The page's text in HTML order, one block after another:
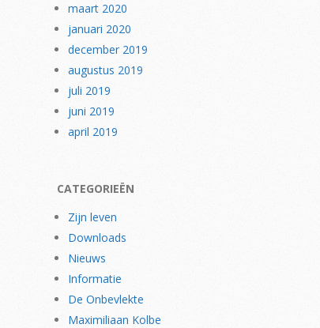
maart 2020
januari 2020
december 2019
augustus 2019
juli 2019
juni 2019
april 2019
CATEGORIEËN
Zijn leven
Downloads
Nieuws
Informatie
De Onbevlekte
Maximiliaan Kolbe